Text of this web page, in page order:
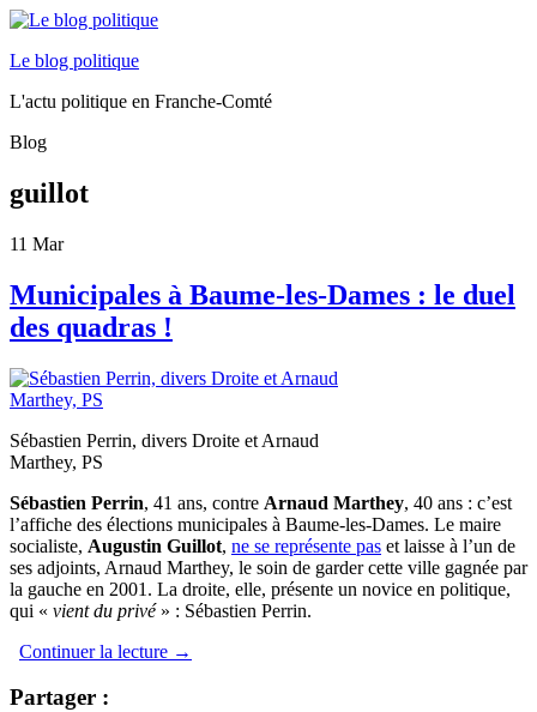
Le blog politique
L'actu politique en Franche-Comté
Blog
guillot
11 Mar
Municipales à Baume-les-Dames : le duel
des quadras !
Sébastien Perrin, divers Droite et Arnaud
Marthey, PS
Sébastien Perrin, 41 ans, contre Arnaud Marthey, 40 ans : c’est
l’affiche des élections municipales à Baume-les-Dames. Le maire
socialiste, Augustin Guillot, ne se représente pas et laisse à l’un de
ses adjoints, Arnaud Marthey, le soin de garder cette ville gagnée par
la gauche en 2001. La droite, elle, présente un novice en politique,
qui « vient du privé» : Sébastien Perrin.
Continuer la lecture →
Partager :